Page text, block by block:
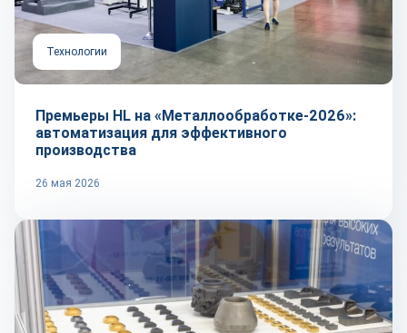
Технологии
Премьеры HL на «Металлообработке-2026»:
автоматизация для эффективного
производства
26 мая 2026